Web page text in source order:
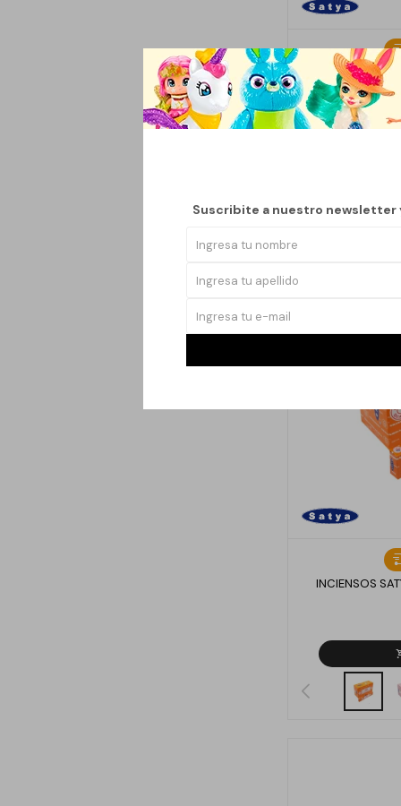
Suscribite a nuestro newsletter
INCIENSOS
INCIENSOS